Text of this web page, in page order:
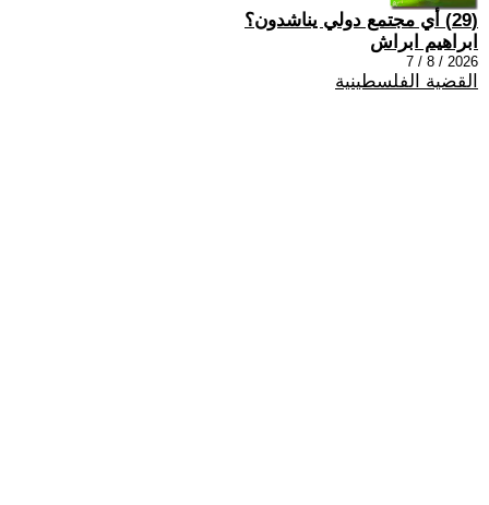
(29) أي مجتمع دولي يناشدون؟
ابراهيم ابراش
2026 / 8 / 7
القضية الفلسطينية